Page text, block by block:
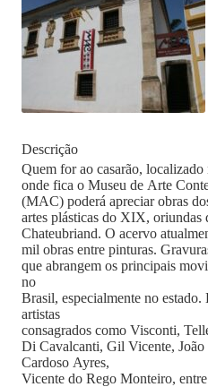
Descrição
Quem for ao casarão,
onde fica o Museu de Arte
(MAC) poderá apreciar obras
artes plásticas do XIX, oriundas
Chateubriand. O acervo
mil obras entre pinturas.
que abrangem os principais
no
Brasil, especialmente no estado.
artistas
consagrados como Visconti,
Di Cavalcanti, Gil Vicente, João
Cardoso Ayres,
Vicente do Rego Monteiro,